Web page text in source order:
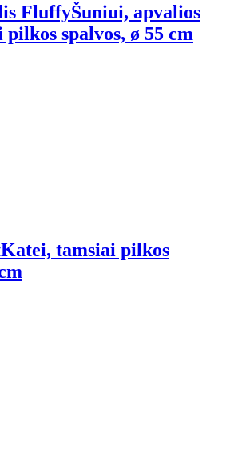
FluffyŠuniui, apvalios
spalvos, ø 55 cm
Katei, tamsiai pilkos